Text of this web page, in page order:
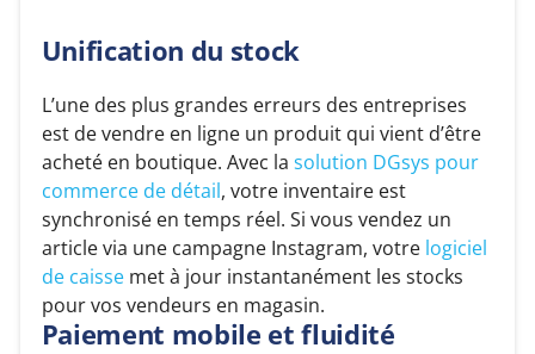
Unification du stock
L’une des plus grandes erreurs des entreprises
est de vendre en ligne un produit qui vient d’être
acheté en boutique. Avec la solution DGsys pour
commerce de détail, votre inventaire est
synchronisé en temps réel. Si vous vendez un
article via une campagne Instagram, votrelogiciel
de caissemet à jour instantanément les stocks
pour vos vendeurs en magasin.
Paiement mobile et fluidité